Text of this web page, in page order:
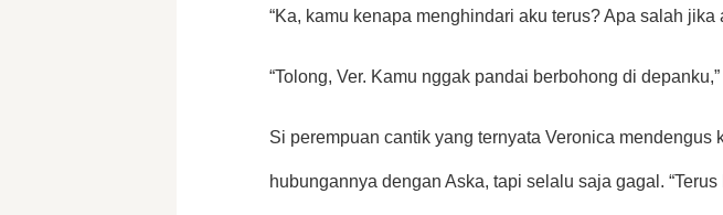
“Ka, kamu kenapa menghindari aku terus? Apa salah jika
“Tolong, Ver. Kamu nggak pandai berbohong di
Si perempuan cantik yang ternyata Veronica
hubungannya dengan Aska, tapi selalu saja gagal.